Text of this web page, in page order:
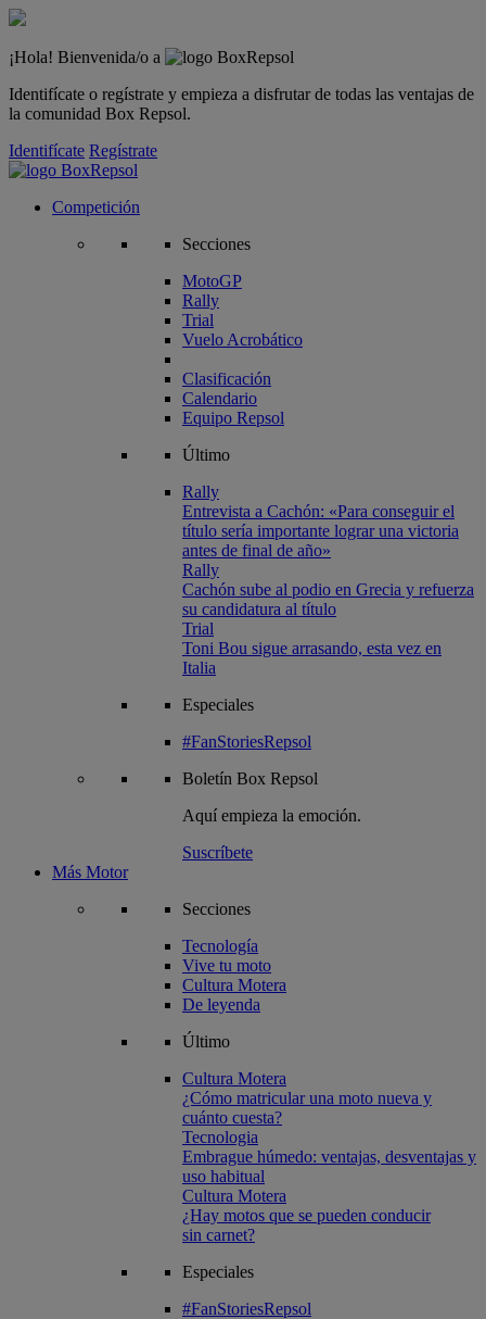
¡Hola! Bienvenida/o a
Identifícate o regístrate y empieza a disfrutar de todas las ventajas de
la comunidad Box Repsol.
Identifícate Regístrate
Competición
Secciones
MotoGP
Rally
Trial
Vuelo Acrobático
Clasificación
Calendario
Equipo Repsol
Último
Rally
Entrevista a Cachón: «Para conseguir el
título sería importante lograr una victoria
antes de final de año»
Rally
Cachón sube al podio en Grecia y refuerza
su candidatura al título
Trial
Toni Bou sigue arrasando, esta vez en
Italia
Especiales
#FanStoriesRepsol
Boletín Box Repsol
Aquí empieza la emoción.
Suscríbete
Más Motor
Secciones
Tecnología
Vive tu moto
Cultura Motera
De leyenda
Último
Cultura Motera
¿Cómo matricular una moto nueva y
cuánto cuesta?
Tecnologia
Embrague húmedo: ventajas, desventajas y
uso habitual
Cultura Motera
¿Hay motos que se pueden conducir
sin carnet?
Especiales
#FanStoriesRepsol